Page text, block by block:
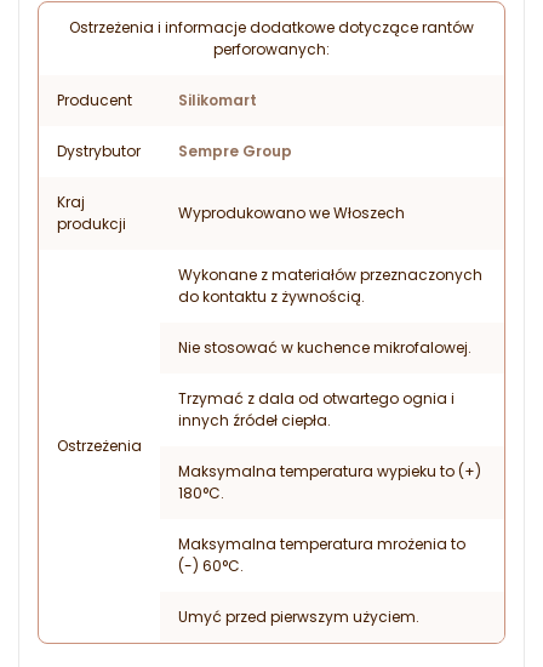
Ostrzeżenia i informacje dodatkowe dotyczące rantów
perforowanych:
Producent Silikomart
Dystrybutor Sempre Group
Kraj
produkcji
Wyprodukowano we Włoszech
Ostrzeżenia
Wykonane z materiałów przeznaczonych
do kontaktu z żywnością.
Nie stosować w kuchence mikrofalowej.
Trzymać z dala od otwartego ognia i
innych źródeł ciepła.
Maksymalna temperatura wypieku to (+)
180°C.
Maksymalna temperatura mrożenia to
(-) 60°C.
Umyć przed pierwszym użyciem.